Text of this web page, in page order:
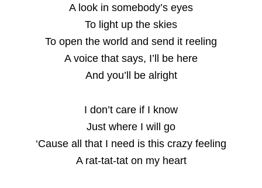
A look in somebody’s eyes
To light up the skies
To open the world and send it reeling
A voice that says, I’ll be here
And you’ll be alright
I don’t care if I know
Just where I will go
‘Cause all that I need is this crazy feeling
A rat-tat-tat on my heart